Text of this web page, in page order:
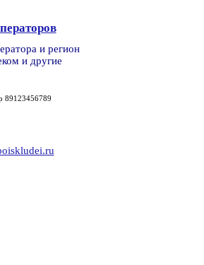
и регион
и другие
89123456789